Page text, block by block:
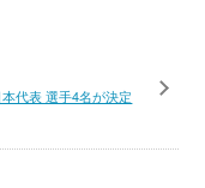
代表 選手4名が決定